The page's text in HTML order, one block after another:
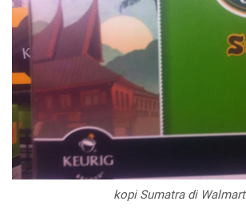
kopi Sumatra di Walmart